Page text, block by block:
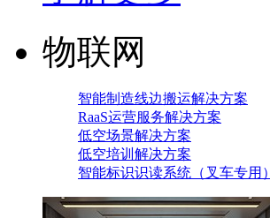
物联网
智能制造线边搬运解决方案
RaaS运营服务解决方案
低空场景解决方案
低空培训解决方案
智能标识识读系统（叉车专用）